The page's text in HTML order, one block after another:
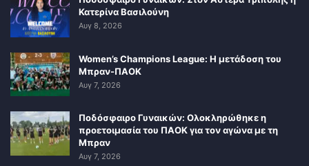
Κατερίνα Βασιλούνη
Αυγ 8, 2026
Women’s Champions League: Η μετάδοση του
Μπραν-ΠΑΟΚ
Αυγ 7, 2026
Ποδόσφαιρο Γυναικών: Ολοκληρώθηκε η
προετοιμασία του ΠΑΟΚ για τον αγώνα με τη
Μπραν
Αυγ 7, 2026